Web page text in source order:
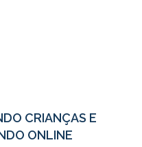
CRIANÇAS E
ONLINE